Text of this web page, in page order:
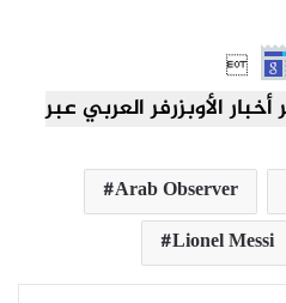

Arab Observer
Lionel Messi